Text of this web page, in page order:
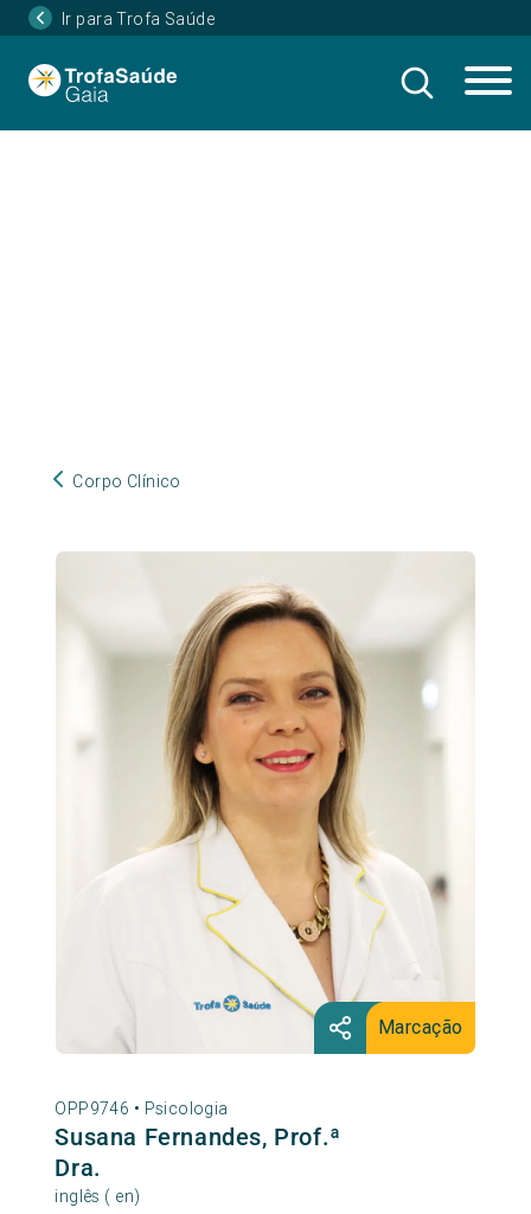
Ir para Trofa Saúde
Corpo Clínico
Marcação
OPP9746 • Psicologia
Susana Fernandes, Prof.ª
Dra.
inglês ( en)